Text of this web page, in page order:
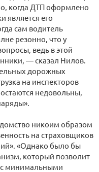
когда ДТП оформлено
является его
сам водитель
резонно, что у
ведь в этой
— сказал Нилов.
дорожных
на инспекторов
недовольны,
никоим образом
на страховщиков
«Однако было бы
который позволит
с минимальными